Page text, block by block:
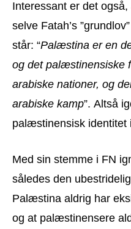
Interessant er det
selve Fatah’s
står: “Palæstina er en
og det palæstinensiske
arabiske nationer, og
arabiske kamp”. Altså
palæstinensisk identitet
Med sin stemme i FN
således den
Palæstina aldrig har
og at palæstinensere